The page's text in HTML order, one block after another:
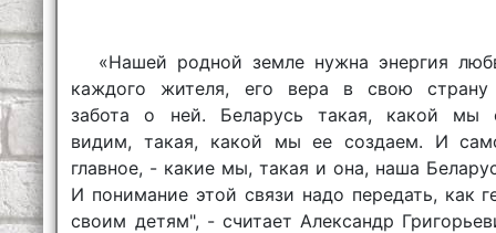
«Нашей родной земле нужна энергия
каждого жителя, его вера в свою
забота о ней. Беларусь такая, какой мы
видим, такая, какой мы ее создаем. И
главное, - какие мы, такая и она, наша
И понимание этой связи надо передать, как
своим детям", - считает Александр